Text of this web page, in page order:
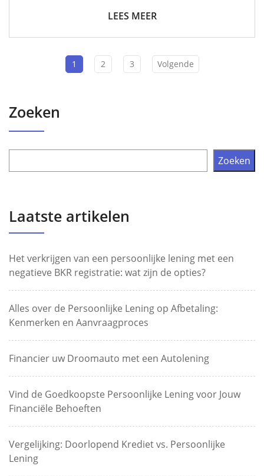
LEES MEER
1 2 3 Volgende
Zoeken
Zoeken
Laatste artikelen
Het verkrijgen van een persoonlijke lening met een
negatieve BKR registratie: wat zijn de opties?
Alles over de Persoonlijke Lening op Afbetaling:
Kenmerken en Aanvraagproces
Financier uw Droomauto met een Autolening
Vind de Goedkoopste Persoonlijke Lening voor Jouw
Financiële Behoeften
Vergelijking: Doorlopend Krediet vs. Persoonlijke
Lening